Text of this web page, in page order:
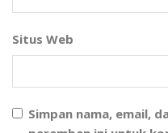
Situs Web
Simpan nama, email,